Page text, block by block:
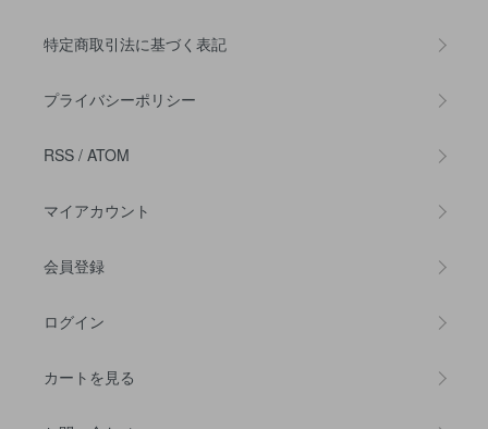
特定商取引法に基づく表記
プライバシーポリシー
RSS / ATOM
マイアカウント
会員登録
ログイン
カートを見る